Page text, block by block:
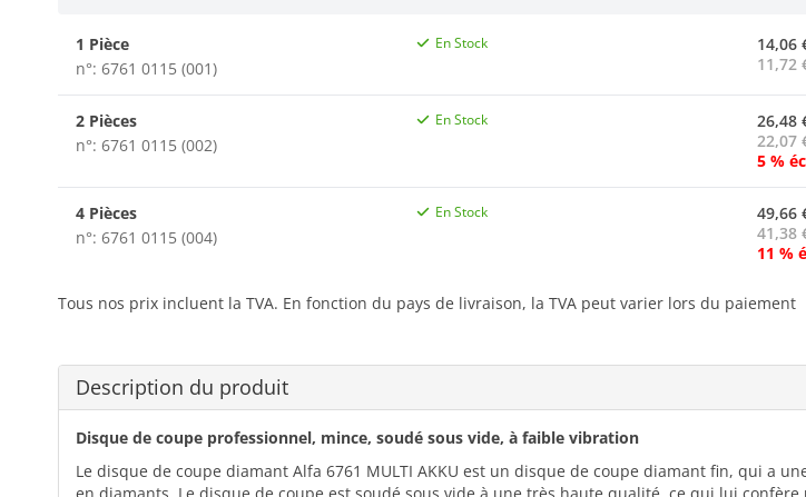
1 Pièce
n°: 6761 0115 (001)
En Stock 14,06
11,72
2 Pièces
n°: 6761 0115 (002)
En Stock 26,48
22,07
5 %
4 Pièces
n°: 6761 0115 (004)
En Stock 49,66
41,38
11 %
Tous nos prix incluent la TVA. En fonction du pays de livraison, la TVA peut varier lors du paiement
Description du produit
Disque de coupe professionnel, mince, soudé sous vide, à faible vibration
Le disque de coupe diamant Alfa 6761 MULTI AKKU est un disque de coupe diamant fin, qui a